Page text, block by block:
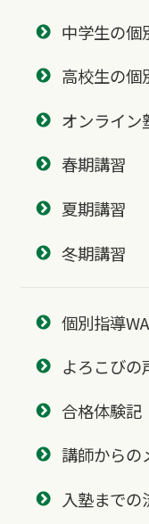
中学生の個
高校生の個
オンライン
春期講習
夏期講習
冬期講習
個別指導
よろこびの
合格体験記
講師からの
入塾までの